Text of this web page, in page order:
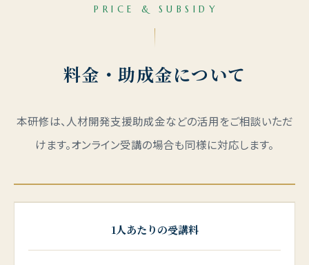
PRICE & SUBSIDY
料金・助成金について
本研修は、人材開発支援助成金などの活用をご相談いただ
けます。オンライン受講の場合も同様に対応します。
1人あたりの受講料